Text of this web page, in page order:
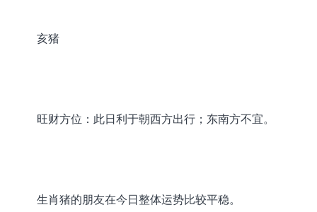
亥猪
旺财方位：此日利于朝西方出行；东南方不宜。
生肖猪的朋友在今日整体运势比较平稳。